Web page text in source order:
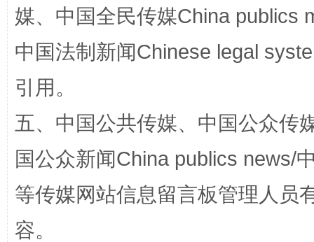
东山县通报“牛蛙产品抗生素超标问题” 法
媒、中国全民传媒China publics
中国法制新闻Chinese legal
引用。
五、中国公共传媒、中国公众传
国公众新闻China publics news/
等传媒网站信息留言板管理人员
容。